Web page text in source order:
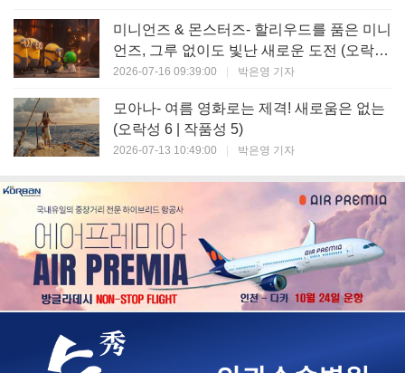
미니언즈 & 몬스터즈- 할리우드를 품은 미니
언즈, 그루 없이도 빛난 새로운 도전 (오락성
7 | 작품성 6)
2026-07-16 09:39:00 박은영 기자
모아나- 여름 영화로는 제격! 새로움은 없는
(오락성 6 | 작품성 5)
2026-07-13 10:49:00 박은영 기자